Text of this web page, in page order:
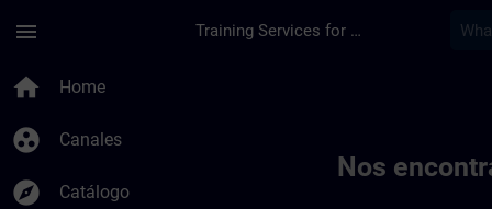
menu Training Services for Digital Industries
home Home
group_work Canales
explore Catálogo
Nos